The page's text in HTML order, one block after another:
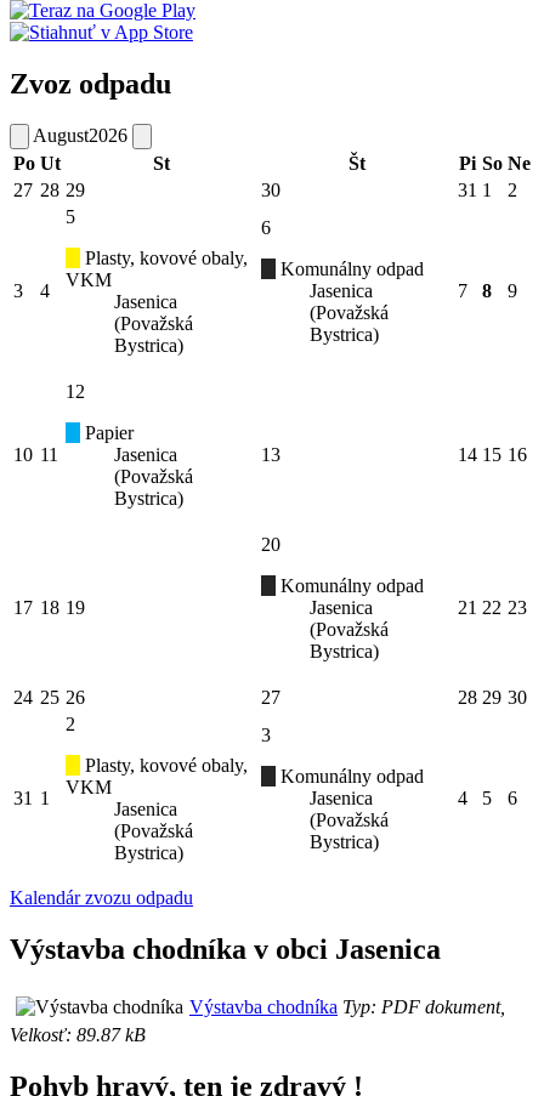
Zvoz odpadu
August2026
Po Ut St Št Pi So Ne
27 28 29 30 31 1 2
3 4
5
Plasty, kovové obaly,
VKM
Jasenica
(Považská
Bystrica)
6
Komunálny odpad
Jasenica
(Považská
Bystrica)
7 8 9
10 11
12
Papier
Jasenica
(Považská
Bystrica)
13 14 15 16
17 18 19
20
Komunálny odpad
Jasenica
(Považská
Bystrica)
21 22 23
24 25 26 27 28 29 30
31 1
2
Plasty, kovové obaly,
VKM
Jasenica
(Považská
Bystrica)
3
Komunálny odpad
Jasenica
(Považská
Bystrica)
4 5 6
Kalendár zvozu odpadu
Výstavba chodníka v obci Jasenica
Výstavba chodníka Typ: PDF dokument,
Velkosť: 89.87 kB
Pohyb hravý, ten je zdravý !